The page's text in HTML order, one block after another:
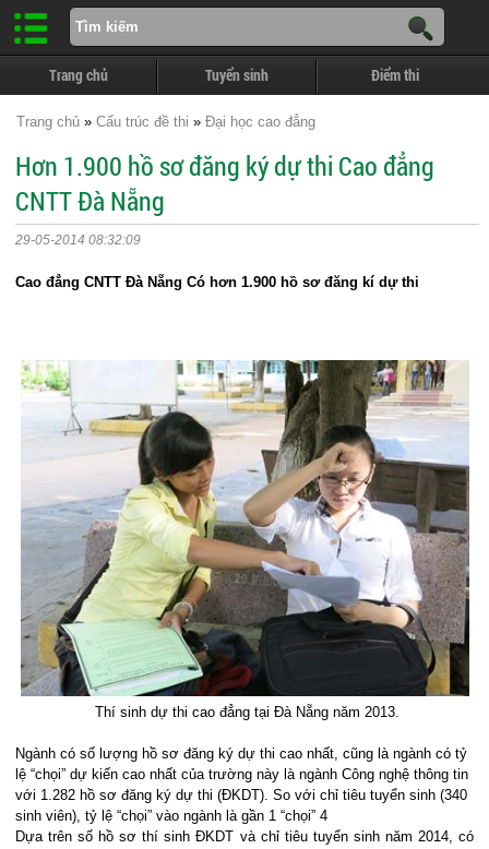
Trang chủ Tuyển sinh Điểm thi
Trang chủ » Cấu trúc đề thi » Đại học cao đẳng
Hơn 1.900 hồ sơ đăng ký dự thi Cao đẳng
CNTT Đà Nẵng
29-05-2014 08:32:09
Cao đẳng CNTT Đà Nẵng Có hơn 1.900 hồ sơ đăng kí dự thi
Thí sinh dự thi cao đẳng tại Đà Nẵng năm 2013.
Ngành có số lượng hồ sơ đăng ký dự thi cao nhất, cũng là ngành có tỷ
lệ “chọi” dự kiến cao nhất của trường này là ngành Công nghệ thông tin
với 1.282 hồ sơ đăng ký dự thi (ĐKDT). So với chỉ tiêu tuyển sinh (340
sinh viên), tỷ lệ “chọi” vào ngành là gần 1 “chọi” 4
Dựa trên số hồ sơ thí sinh ĐKDT và chỉ tiêu tuyển sinh năm 2014, có